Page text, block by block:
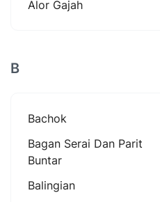
Alor Gajah
B
Bachok
Bagan Serai Dan Parit
Buntar
Balingian